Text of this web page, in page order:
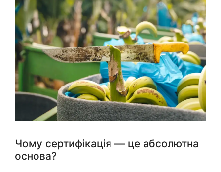
Чому сертифікація — це абсолютна
основа?